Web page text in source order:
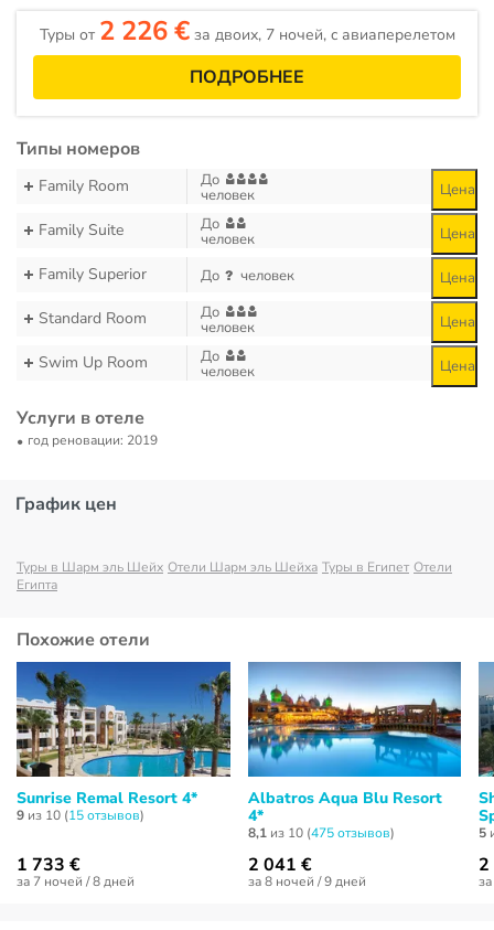
Туры от 2 226 €за двоих, 7 ночей, c авиаперелетом
ПОДРОБНЕЕ
Типы номеров
Family Room До
человек Цена
Family Suite До
человек Цена
Family Superior До человек Цена
Standard Room До
человек Цена
Swim Up Room До
человек Цена
Услуги в отеле
год реновации: 2019
График цен
Туры в Шарм эль Шейх Отели Шарм эль Шейха Туры в Египет Отели
Египта
Похожие отели
Sunrise Remal Resort 4*
9 из 10 (15 отзывов)
1 733 €
за 7 ночей / 8 дней
Albatros Aqua Blu Resort
4*
8,1из 10 (475 отзывов)
2 041 €
за 8 ночей / 9 дней
5